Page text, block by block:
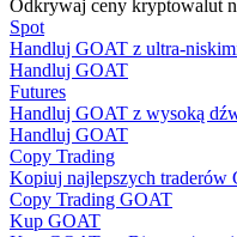
Informacja
Analiza Big Data, w
Odkrywaj ceny kryptowalut
Spot
Handluj GOAT z ultra-
Handluj GOAT
Futures
Handluj GOAT z wysoką
Handluj GOAT
Copy Trading
Kopiuj najlepszych traderów
Copy Trading GOAT
Kup GOAT